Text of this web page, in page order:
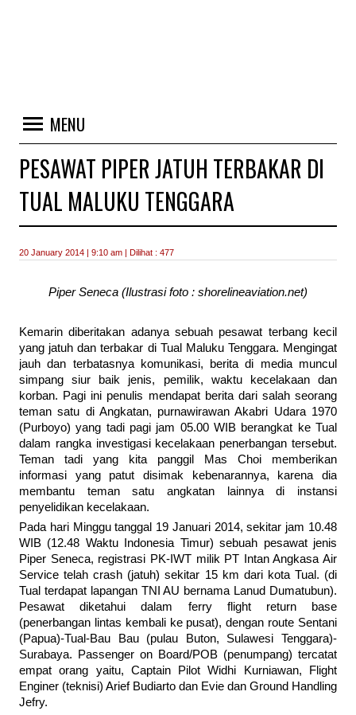
MENU
PESAWAT PIPER JATUH TERBAKAR DI
TUAL MALUKU TENGGARA
20 January 2014 | 9:10 am | Dilihat : 477
Piper Seneca (Ilustrasi foto : shorelineaviation.net)
Kemarin diberitakan adanya sebuah pesawat terbang kecil
yang jatuh dan terbakar di Tual Maluku Tenggara. Mengingat
jauh dan terbatasnya komunikasi, berita di media muncul
simpang siur baik jenis, pemilik, waktu kecelakaan dan
korban. Pagi ini penulis mendapat berita dari salah seorang
teman satu di Angkatan, purnawirawan Akabri Udara 1970
(Purboyo) yang tadi pagi jam 05.00 WIB berangkat ke Tual
dalam rangka investigasi kecelakaan penerbangan tersebut.
Teman tadi yang kita panggil Mas Choi memberikan
informasi yang patut disimak kebenarannya, karena dia
membantu teman satu angkatan lainnya di instansi
penyelidikan kecelakaan.
Pada hari Minggu tanggal 19 Januari 2014, sekitar jam 10.48
WIB (12.48 Waktu Indonesia Timur) sebuah pesawat jenis
Piper Seneca, registrasi PK-IWT milik PT Intan Angkasa Air
Service telah crash (jatuh) sekitar 15 km dari kota Tual. (di
Tual terdapat lapangan TNI AU bernama Lanud Dumatubun).
Pesawat diketahui dalam ferry flight return base
(penerbangan lintas kembali ke pusat), dengan route Sentani
(Papua)-Tual-Bau Bau (pulau Buton, Sulawesi Tenggara)-
Surabaya. Passenger on Board/POB (penumpang) tercatat
empat orang yaitu, Captain Pilot Widhi Kurniawan, Flight
Enginer (teknisi) Arief Budiarto dan Evie dan Ground Handling
Jefry.